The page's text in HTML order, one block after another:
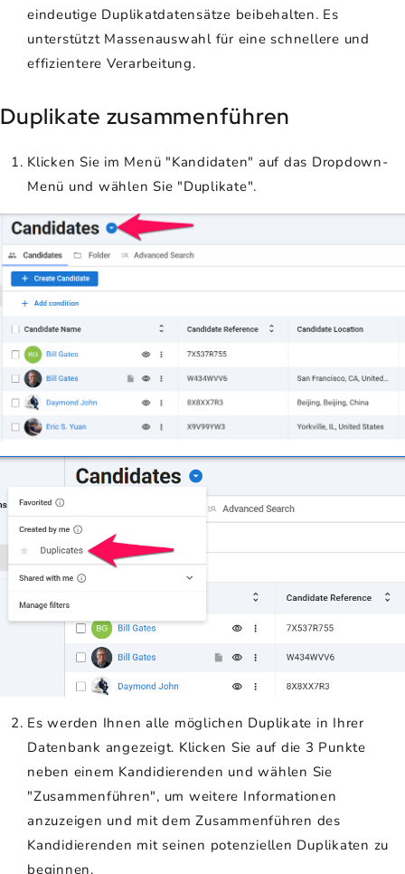
eindeutige Duplikatdatensätze beibehalten. Es
unterstützt Massenauswahl für eine schnellere und
effizientere Verarbeitung.
Duplikate zusammenführen
Klicken Sie im Menü "Kandidaten" auf das Dropdown-
Menü und wählen Sie "Duplikate".
Es werden Ihnen alle möglichen Duplikate in Ihrer
Datenbank angezeigt. Klicken Sie auf die 3 Punkte
neben einem Kandidierenden und wählen Sie
"Zusammenführen", um weitere Informationen
anzuzeigen und mit dem Zusammenführen des
Kandidierenden mit seinen potenziellen Duplikaten zu
beginnen.